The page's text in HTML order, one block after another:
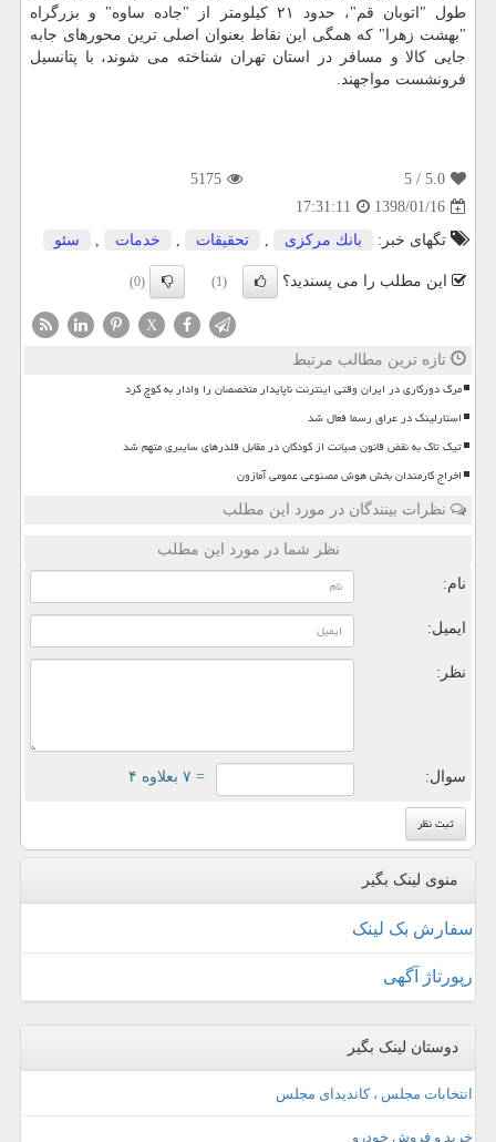
طول "اتوبان قم"، حدود ۲۱ كیلومتر از "جاده ساوه" و بزرگراه
"بهشت زهرا" كه همگی این نقاط بعنوان اصلی ترین محورهای جابه
جایی كالا و مسافر در استان تهران شناخته می شوند، با پتانسیل
فرونشست مواجهند.
5.0
/ 5
5175
1398/01/16
17:31:11
تگهای خبر:
بانك مركزی , تحقیقات , خدمات , سئو
این مطلب را می پسندید؟ (1)
(0)
X
تازه ترین مطالب مرتبط
مرگ دورکاری در ایران وقتی اینترنت ناپایدار متخصصان را وادار به کوچ کرد
استارلینک در عراق رسما فعال شد
تیک تاک به نقض قانون صیانت از کودکان در مقابل قلدرهای سایبری متهم شد
اخراج کارمندان بخش هوش مصنوعی عمومی آمازون
نظرات بینندگان در مورد این مطلب
نظر شما در مورد این مطلب
نام:
ایمیل:
نظر:
سوال: = ۷ بعلاوه ۴
منوی لینک بگیر
سفارش بک لینک
رپورتاژ آگهی
دوستان لینک بگیر
انتخابات مجلس ، کاندیدای مجلس
خرید و فروش خودرو